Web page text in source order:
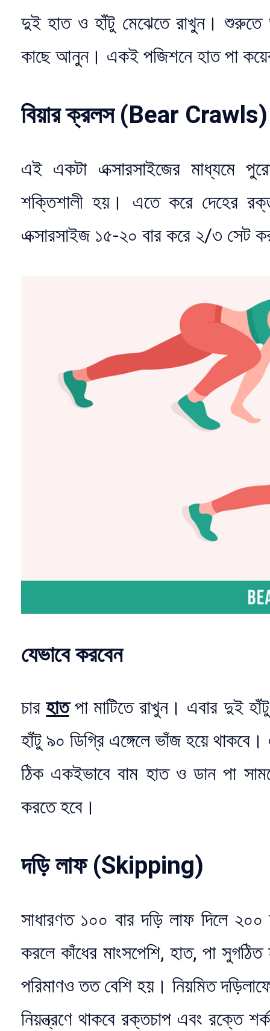
দুই হাত ও হাঁটু মেঝেতে রাখুন। শুরুতে
কাছে আনুন। একই পজিশনে হাত পা
বিয়ার ক্রলস (Bear Crawls)
এই একটা এক্সারসাইজের মাধ্যমে
শক্তিশালী হয়। এতে করে দেহের
এক্সারসাইজ ১৫-২০ বার করে ২/৩ সেট
যেভাবে করবেন
চারহাতপা মাটিতে রাখুন। এবার দুই
হাঁটু ৯০ ডিগ্রি এঙ্গেলে ভাঁজ হয়ে
ঠিক একইভাবে বাম হাত ও ডান পা
করতে হবে।
দড়ি লাফ (Skipping)
সাধারণত ১০০ বার দড়ি লাফ দিলে
করলে কাঁধের মাংসপেশি, হাত, পা
পরিমাণও তত বেশি হয়। নিয়মিত
নিয়ন্ত্রণে থাকবে রক্তচাপ এবং রক্তে